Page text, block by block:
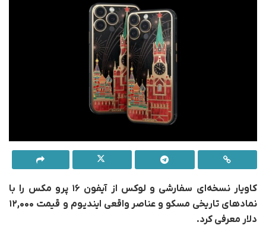
کاویار نسخه‌ای سفارشی و لوکس از آیفون ۱۶ پرو مکس را با
نمادهای تاریخی مسکو و عناصر واقعی ایندیوم و
قیمت ۱۲,۰۰۰
دلار معرفی کرد.